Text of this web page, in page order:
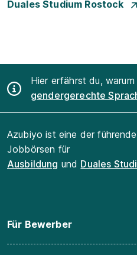
Duales Studium Rostock
Hier erfährst du,
gendergerechte
Azubiyo ist eine der
Jobbörsen für
Ausbildung und Duales
Für Bewerber